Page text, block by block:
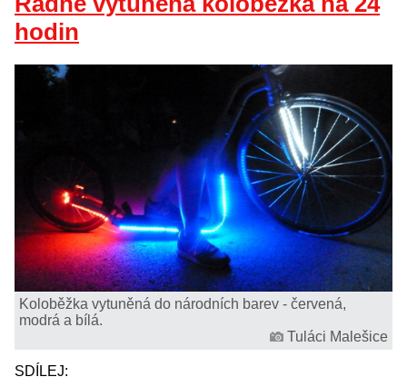
hodin
Koloběžka vytuněná do národních barev - červená,
modrá a bílá.
Tuláci Malešice
SDÍLEJ: